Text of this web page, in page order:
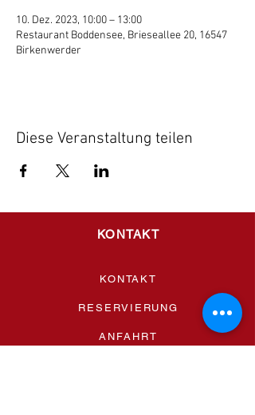
10. Dez. 2023, 10:00 – 13:00
Restaurant Boddensee, Brieseallee 20, 16547
Birkenwerder
Diese Veranstaltung teilen
KONTAKT
KONTAKT
RESERVIERUNG
ANFAHRT